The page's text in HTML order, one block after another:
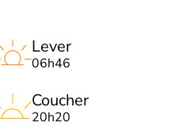
Lever
06h46
Coucher
20h20